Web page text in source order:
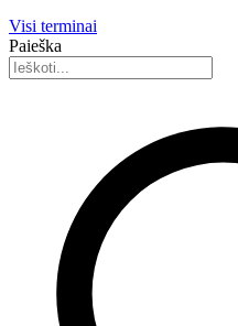
Visi terminai
Paieška